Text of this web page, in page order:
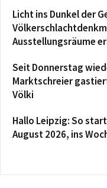
Licht ins Dunkel der
Ausstellungsräume
Seit Donnerstag
Marktschreier
Völki
Hallo Leipzig: So
August 2026, ins